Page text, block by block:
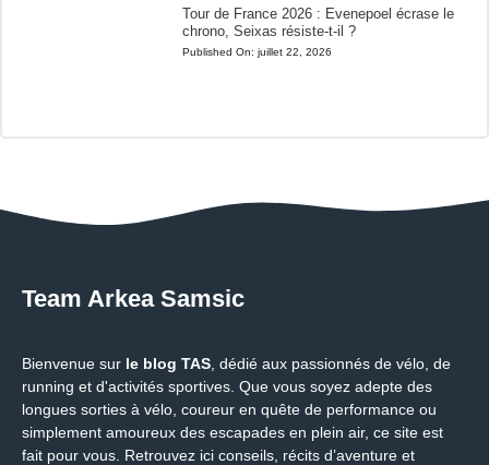
Tour de France 2026 : Evenepoel écrase le
chrono, Seixas résiste-t-il ?
Published On: juillet 22, 2026
Team Arkea Samsic
Bienvenue sur le blog TAS , dédié aux passionnés de vélo, de
running et d'activités sportives. Que vous soyez adepte des
longues sorties à vélo, coureur en quête de performance ou
simplement amoureux des escapades en plein air, ce site est
fait pour vous. Retrouvez ici conseils, récits d’aventure et